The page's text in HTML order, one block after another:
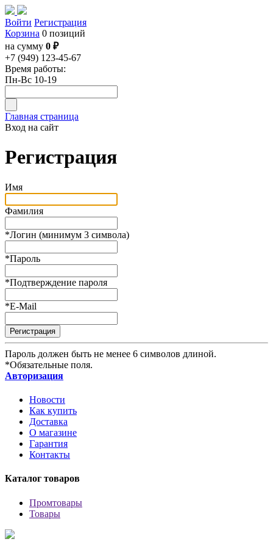
Войти Регистрация
Корзина 0 позиций
на сумму 0 ₽
+7 (949) 123-45-67
Время работы:
Пн-Вс 10-19
Главная страница
Вход на сайт
Регистрация
Имя
Фамилия
*Логин (минимум 3 символа)
*Пароль
*Подтверждение пароля
*E-Mail
Пароль должен быть не менее 6 символов длиной.
*Обязательные поля.
Авторизация
Новости
Как купить
Доставка
О магазине
Гарантия
Контакты
Каталог товаров
Промтовары
Товары